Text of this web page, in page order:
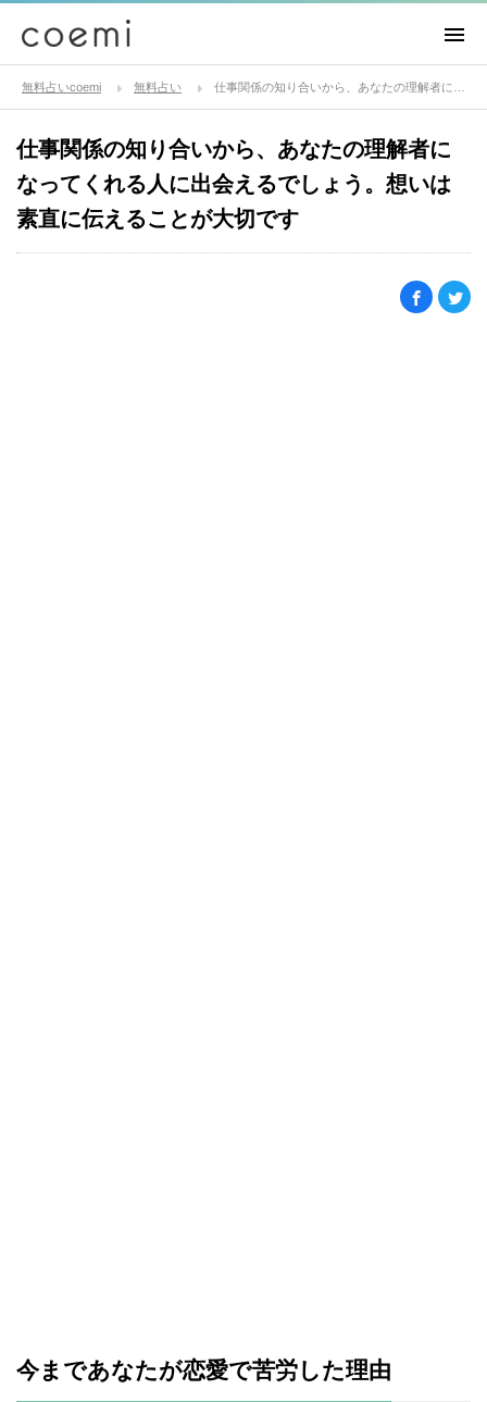
無料占いcoemi 無料占い
仕事関係の知り合いから、あなたの理解者に
なってくれる人に出会えるでしょう。想いは
素直に伝えることが大切です
今まであなたが恋愛で苦労した理由